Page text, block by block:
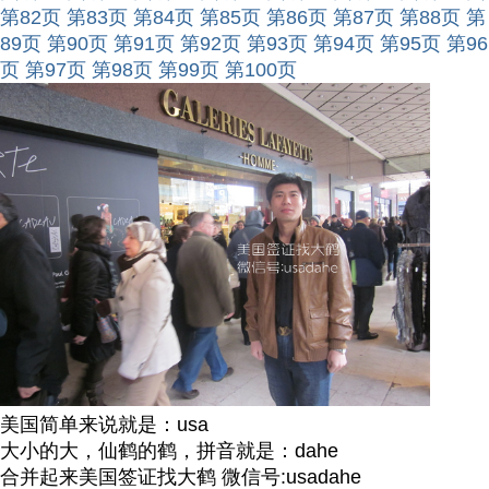
第82页 第83页 第84页 第85页 第86页 第87页 第88页 第
89页 第90页 第91页 第92页 第93页 第94页 第95页 第96
页 第97页 第98页 第99页 第100页
美国简单来说就是：usa
大小的大，仙鹤的鹤，拼音就是：dahe
合并起来美国签证找大鹤 微信号:usadahe